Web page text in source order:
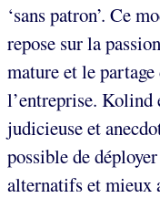
‘sans patron’. Ce
repose sur la
mature et le
l’entreprise. Kolind
judicieuse et
possible de
alternatifs et mieux